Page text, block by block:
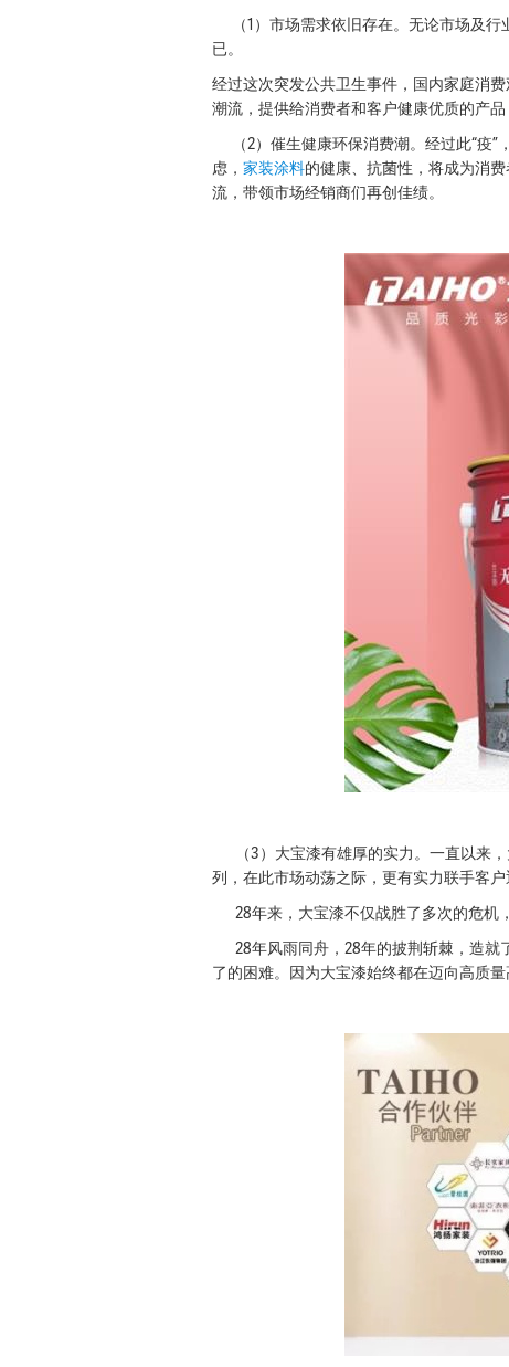
（1）市场需求依旧存在。无论市场及行
已。
经过这次突发公共卫生事件，国内家庭消
潮流，提供给消费者和客户健康优质的产品
（2）催生健康环保消费潮。经过此“疫”
虑， 家装涂料的健康、抗菌性，将成为消
流，带领市场经销商们再创佳绩。
（3）大宝漆有雄厚的实力。一直以来，
列，在此市场动荡之际，更有实力联手客户
28年来，大宝漆不仅战胜了多次的危机
28年风雨同舟，28年的披荆斩棘，造就
了的困难。因为大宝漆始终都在迈向高质